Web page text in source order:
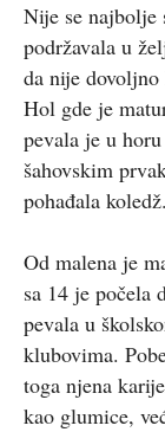
Nije se najbolje
podržavala u
da nije
Hol gde je
pevala je u
šahovskim
pohađala koledž.
Od malena je
sa 14 je počela
pevala u
klubovima.
toga njena
kao glumice,